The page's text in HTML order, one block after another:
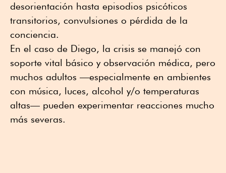
desorientación hasta episodios psicóticos
transitorios, convulsiones o pérdida de la
conciencia.
En el caso de Diego, la crisis se manejó con
soporte vital básico y observación médica, pero
muchos adultos —especialmente en ambientes
con música, luces, alcohol y/o temperaturas
altas— pueden experimentar reacciones mucho
más severas.